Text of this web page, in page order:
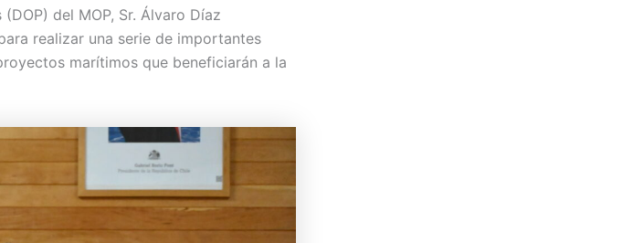
del MOP, Sr. Álvaro Díaz
realizar una serie de importantes
marítimos que beneficiarán a la